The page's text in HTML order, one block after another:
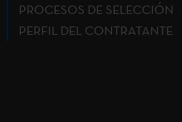
PROCESOS DE SELECCIÓN
PERFIL DEL CONTRATANTE